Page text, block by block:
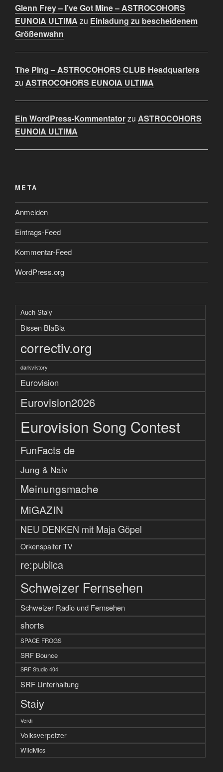
Glenn Frey – I’ve Got Mine – ASTROCOHORS
EUNOIA ULTIMA zu Einladung zu bescheidenem
Größenwahn
The Ping – ASTROCOHORS CLUB Headquarters
zu ASTROCOHORS EUNOIA ULTIMA
Ein WordPress-Kommentatorzu ASTROCOHORS
EUNOIA ULTIMA
META
Anmelden
Eintrags-Feed
Kommentar-Feed
WordPress.org
Auch Staiy
Bissen BlaBla
correctiv.org
darkviktory
Eurovision
Eurovision2026
Eurovision Song Contest
FunFacts de
Jung & Naiv
Meinungsmache
MiGAZIN
NEU DENKEN mit Maja Göpel
Orkenspalter TV
re:publica
Schweizer Fernsehen
Schweizer Radio und Fernsehen
shorts
SPACE FROGS
SRF Bounce
SRF Studio 404
SRF Unterhaltung
Staiy
Verdi
Volksverpetzer
WildMics